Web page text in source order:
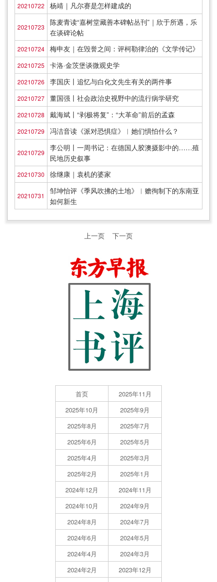
20210722 杨靖｜凡尔赛是怎样建成的
20210723
陈麦青读“嘉树堂藏善本碑帖丛刊”｜欣于所遇，乐
在谈碑论帖
20210724 梅申友｜在毁誉之间：评柯勒律治的《文学传记》
20210725 卡洛·金茨堡谈微观史学
20210726 李国庆丨追忆与白化文先生有关的两件事
20210727 董国强丨社会政治史视野中的流行病学研究
20210728 戴海斌丨“剥极将复”：“大革命”前后的孟森
20210729 冯洁音读《派对恐惧症》︱她们惧怕什么？
20210729
李公明丨一周书记：在德国人胶澳摄影中的……殖
民地历史叙事
20210730 徐继康｜袁机的婆家
20210731
邹坤怡评《季风吹拂的土地》︱赡徇制下的东南亚
如何新生
上一页 下一页
首页
2025年11月
2025年10月
2025年9月
2025年8月
2025年7月
2025年6月
2025年5月
2025年4月
2025年3月
2025年2月
2025年1月
2024年12月
2024年11月
2024年10月
2024年9月
2024年8月
2024年7月
2024年6月
2024年5月
2024年4月
2024年3月
2024年2月
2023年12月